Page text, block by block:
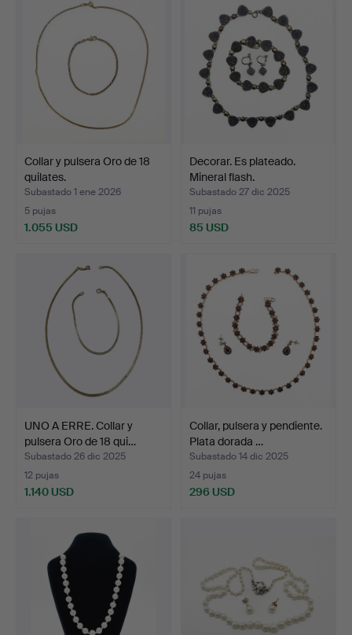
Collar y pulsera Oro de 18
quilates.
Subastado 1 ene 2026
5 pujas
1.055 USD
Decorar. Es plateado.
Mineral flash.
Subastado 27 dic 2025
11 pujas
85 USD
UNO A ERRE. Collar y
pulsera Oro de 18 qui…
Subastado 26 dic 2025
12 pujas
1.140 USD
Collar, pulsera y pendiente.
Plata dorada …
Subastado 14 dic 2025
24 pujas
296 USD